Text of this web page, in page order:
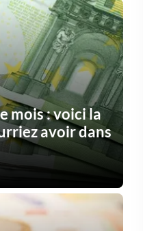
mois : voici la
avoir dans